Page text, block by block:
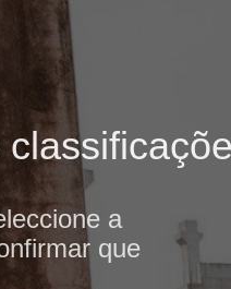
a
que